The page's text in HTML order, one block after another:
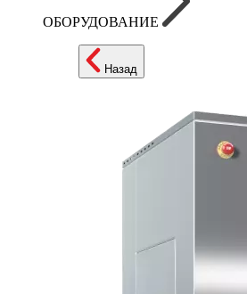
ОБОРУДОВАНИЕ
Назад